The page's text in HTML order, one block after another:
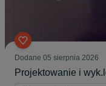
Dodane 05 sierpnia 2026
Projektowanie i